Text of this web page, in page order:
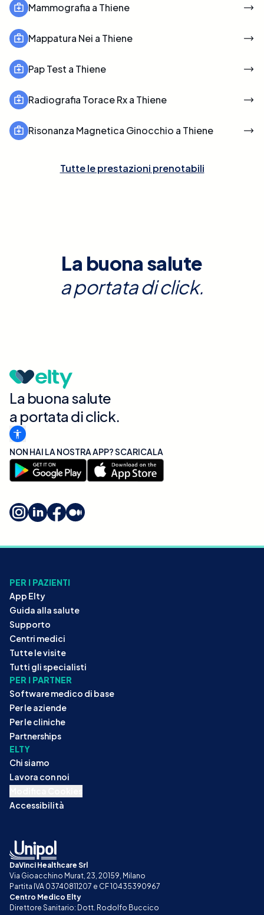
Mammografia a Thiene
Mappatura Nei a Thiene
Pap Test a Thiene
Radiografia Torace Rx a Thiene
Risonanza Magnetica Ginocchio a Thiene
Tutte le prestazioni prenotabili
La buona salute
a portata di click.
La buona salute
a portata di click.
NON HAI LA NOSTRA APP? SCARICALA
PER I PAZIENTI
App Elty
Guida alla salute
Supporto
Centri medici
Tutte le visite
Tutti gli specialisti
PER I PARTNER
Software medico di base
Per le aziende
Per le cliniche
Partnerships
ELTY
Chi siamo
Lavora con noi
Accessibilità
DaVinci Healthcare Srl
Via Gioacchino Murat, 23, 20159, Milano
Partita IVA 03740811207 e CF 10435390967
Centro Medico Elty
Direttore Sanitario: Dott. Rodolfo Buccico